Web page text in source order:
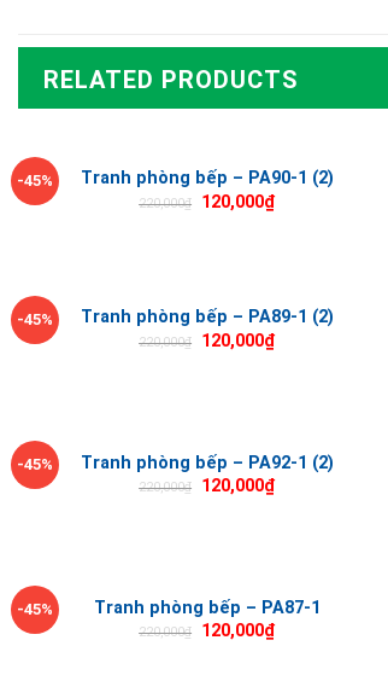
RELATED PRODUCTS
-45% Tranh phòng bếp – PA90-1 (2)
220,000₫ 120,000₫
-45% Tranh phòng bếp – PA89-1 (2)
220,000₫ 120,000₫
-45% Tranh phòng bếp – PA92-1 (2)
220,000₫ 120,000₫
-45% Tranh phòng bếp – PA87-1
220,000₫ 120,000₫